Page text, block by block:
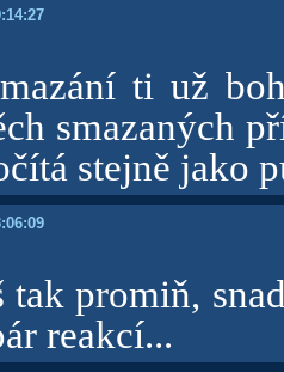
ti už
smazaných
stejně jako
tak promiň,
reakcí...